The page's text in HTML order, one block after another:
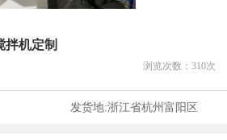
拌机定制
浏览次数： 310次
发货地:浙江省杭州富阳区